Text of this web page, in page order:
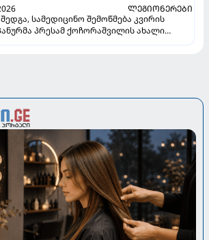
ᲚᲔᲒᲘᲝᲜᲔᲠᲔᲑᲘ
სამედიცინო შემოწმება კვირის
პრესამ ქოჩორაშვილის ახალი